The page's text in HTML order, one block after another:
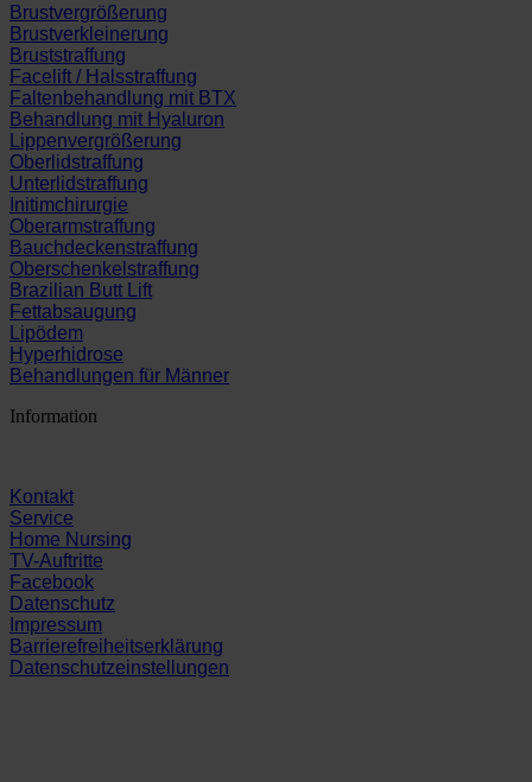
Brustvergrößerung
Brustverkleinerung
Bruststraffung
Facelift / Halsstraffung
Faltenbehandlung mit BTX
Behandlung mit Hyaluron
Lippenvergrößerung
Oberlidstraffung
Unterlidstraffung
Initimchirurgie
Oberarmstraffung
Bauchdeckenstraffung
Oberschenkelstraffung
Brazilian Butt Lift
Fettabsaugung
Lipödem
Hyperhidrose
Behandlungen für Männer
Information
Kontakt
Service
Home Nursing
TV-Auftritte
Facebook
Datenschutz
Impressum
Barrierefreiheitserklärung
Datenschutzeinstellungen